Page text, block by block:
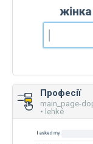
Професії
main_page-
• lehké